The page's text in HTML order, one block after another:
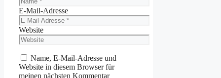
E-Mail-Adresse
Website
Name, E-Mail-Adresse und
Website in diesem Browser für
meinen nächsten Kommentar